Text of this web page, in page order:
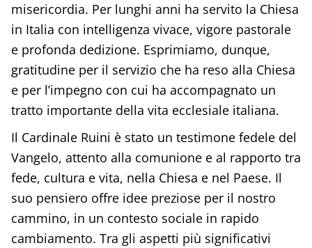
misericordia. Per lunghi anni ha servito la Chiesa
in Italia con intelligenza vivace, vigore pastorale
e profonda dedizione. Esprimiamo, dunque,
gratitudine per il servizio che ha reso alla Chiesa
e per l’impegno con cui ha accompagnato un
tratto importante della vita ecclesiale italiana.
Il Cardinale Ruini è stato un testimone fedele del
Vangelo, attento alla comunione e al rapporto tra
fede, cultura e vita, nella Chiesa e nel Paese. Il
suo pensiero offre idee preziose per il nostro
cammino, in un contesto sociale in rapido
cambiamento. Tra gli aspetti più significativi